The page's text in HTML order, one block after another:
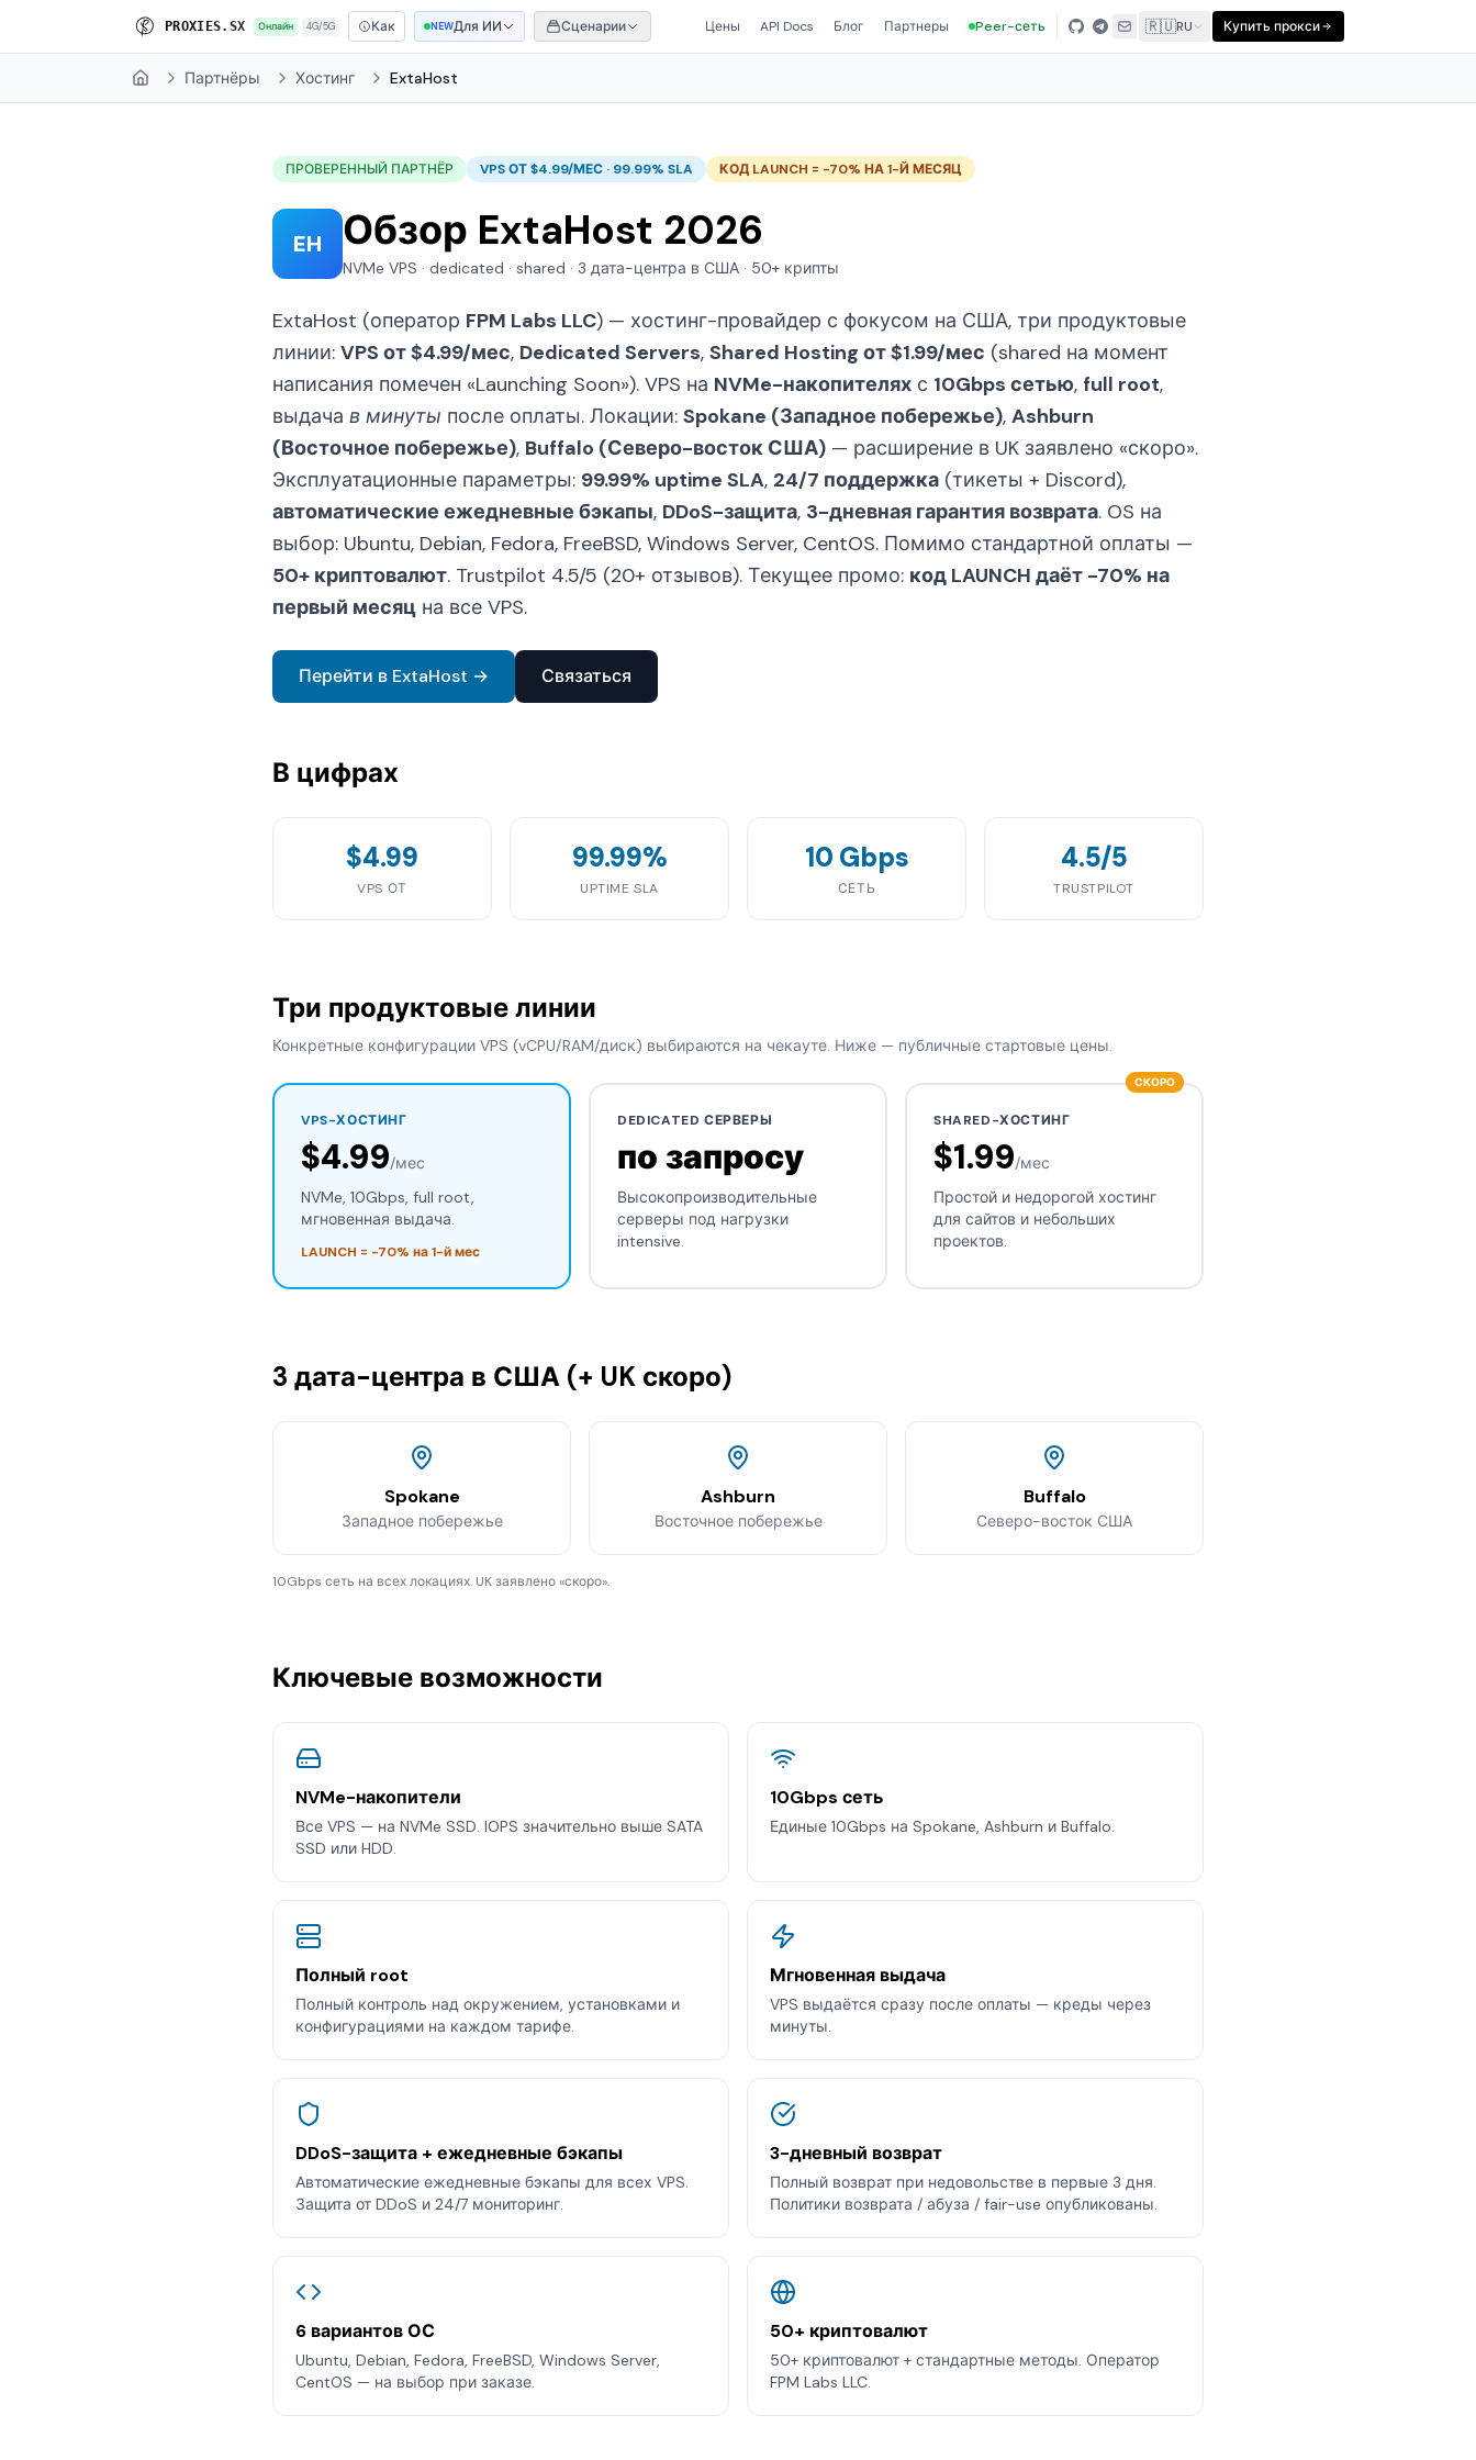
PROXI ES. SX Онлайн 4G/5G Как NEWДля ИИ Сценарии Цены API Docs Блог Партнеры Peer-сеть 🇷🇺RU Купить прокси
Home Партнёры Хостинг ExtaHost
ПРОВЕРЕННЫЙ ПАРТНЁР VPS ОТ $4.99/МЕС · 99.99% SLA КОД LAUNCH = -70% НА 1-Й МЕСЯЦ
EH Обзор ExtaHost 2026
NVMe VPS · dedicated · shared · 3 дата-центра в США · 50+ крипты
ExtaHost (оператор FPM Labs LLC) — хостинг-провайдер с фокусом на США, три продуктовые
линии: VPS от $4.99/мес, Dedicated Servers, Shared Hosting от $1.99/мес (shared на момент
написания помечен «Launching Soon»). VPS на NVMe-накопителях с 10Gbps сетью, full root,
выдача в минуты после оплаты. Локации: Spokane (Западное побережье), Ashburn
(Восточное побережье), Buffalo (Северо-восток США) — расширение в UK заявлено «скоро».
Эксплуатационные параметры: 99.99% uptime SLA, 24/7 поддержка (тикеты + Discord),
автоматические ежедневные бэкапы, DDoS-защита, 3-дневная гарантия возврата. OS на
выбор: Ubuntu, Debian, Fedora, FreeBSD, Windows Server, CentOS. Помимо стандартной оплаты —
50+ криптовалют. Trustpilot 4.5/5 (20+ отзывов). Текущее промо: код LAUNCH даёт -70% на
первый месяц на все VPS.
Перейти в ExtaHost → Связаться
В цифрах
$4.99
VPS ОТ
99.99%
UPTIME SLA
10 Gbps
СЕТЬ
4.5/5
TRUSTPILOT
Три продуктовые линии
Конкретные конфигурации VPS (vCPU/RAM/диск) выбираются на чекауте. Ниже — публичные стартовые цены.
VPS-ХОСТИНГ
$4.99/мес
NVMe, 10Gbps, full root,
мгновенная выдача.
LAUNCH = -70% на 1-й мес
DEDICATED СЕРВЕРЫ
по запросу
Высокопроизводительные
серверы под нагрузки
intensive.
СКОРО
SHARED-ХОСТИНГ
$1.99/мес
Простой и недорогой хостинг
для сайтов и небольших
проектов.
3 дата-центра в США (+ UK скоро)
Spokane
Западное побережье
Ashburn
Восточное побережье
Buffalo
Северо-восток США
10Gbps сеть на всех локациях. UK заявлено «скоро».
Ключевые возможности
NVMe-накопители
Все VPS — на NVMe SSD. IOPS значительно выше SATA
SSD или HDD.
10Gbps сеть
Единые 10Gbps на Spokane, Ashburn и Buffalo.
Полный root
Полный контроль над окружением, установками и
конфигурациями на каждом тарифе.
Мгновенная выдача
VPS выдаётся сразу после оплаты — креды через
минуты.
DDoS-защита + ежедневные бэкапы
Автоматические ежедневные бэкапы для всех VPS.
Защита от DDoS и 24/7 мониторинг.
3-дневный возврат
Полный возврат при недовольстве в первые 3 дня.
Политики возврата / абуза / fair-use опубликованы.
6 вариантов ОС
Ubuntu, Debian, Fedora, FreeBSD, Windows Server,
CentOS — на выбор при заказе.
50+ криптовалют
50+ криптовалют + стандартные методы. Оператор
FPM Labs LLC.